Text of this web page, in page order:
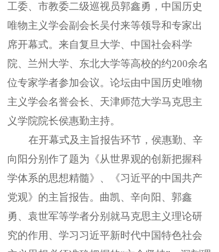
工委、市教委二级巡视员郭鑫勇，中国历史
唯物主义学会副会长吴付来等领导和专家出
席开幕式。来自复旦大学、中国社会科学
院、兰州大学、东北大学等高校的约200余名
位专家学者参加会议。论坛由中国历史唯物
主义学会名誉会长、天津师范大学马克思主
义学院院长侯惠勤主持。
在开幕式及主旨报告环节，侯惠勤、辛
向阳分别作了题为《从世界观的创新把握科
学体系的思想精髓》、《习近平的中国共产
党观》的主旨报告。曲凯、辛向阳、郭鑫
勇、袁世军等学者分别就马克思主义理论研
究的作用、学习习近平新时代中国特色社会